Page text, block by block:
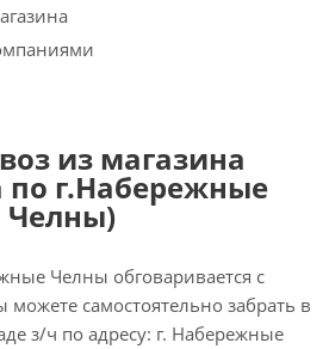
из магазина
по г.Набережные
Челны)
Челны обговаривается с
самостоятельно забрать в
з/ч по адресу: г. Набережные